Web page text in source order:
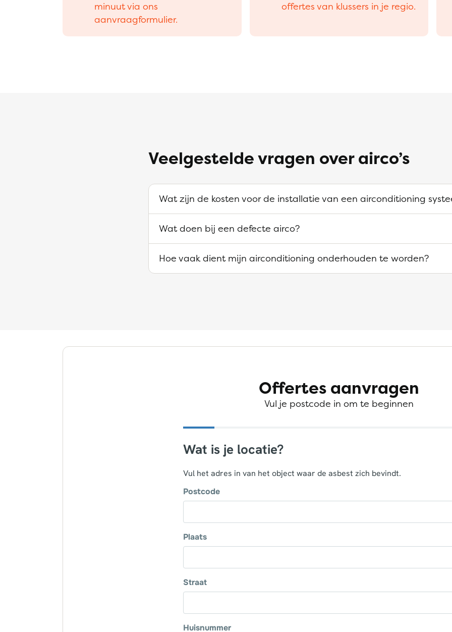
minuut via ons
aanvraagformulier.
offertes van klussers in je regio.
Veelgestelde vragen over airco’s
Wat zijn de kosten voor de installatie van een airconditioning
Wat doen bij een defecte airco?
Hoe vaak dient mijn airconditioning onderhouden te worden?
Offertes aanvragen
Vul je postcode in om te beginnen